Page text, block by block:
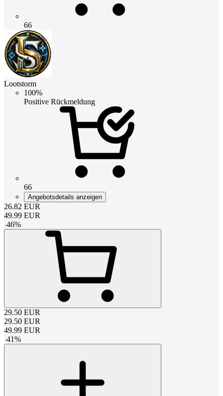
66
Lootstorm
100%
Positive Rückmeldung
66
Angebotsdetails anzeigen
26.82 EUR
49.99 EUR
-46%
29.50 EUR
29.50 EUR
49.99 EUR
-41%